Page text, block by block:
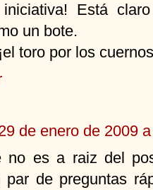
iniciativa! Está
un bote.
toro por los
de enero de 2009
no es a raiz del
par de preguntas